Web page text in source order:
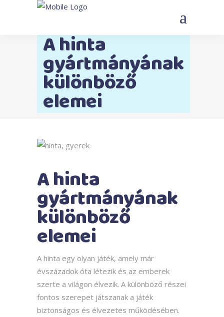
A hinta
gyártmányának
különböző
elemei
A hinta
gyártmányának
különböző
elemei
A hinta egy olyan játék, amely már
évszázadok óta létezik és az emberek
szerte a világon élvezik. A különböző részei
fontos szerepet játszanak a játék
biztonságos és élvezetes működésében.